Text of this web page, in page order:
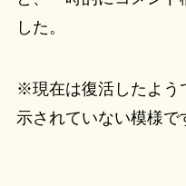
した。
※現在は復活したよう
示されていない模様で